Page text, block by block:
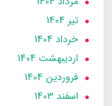
تير 1404
خرداد 1404
ارديبهشت 1404
فروردین 1404
اسفند 1403